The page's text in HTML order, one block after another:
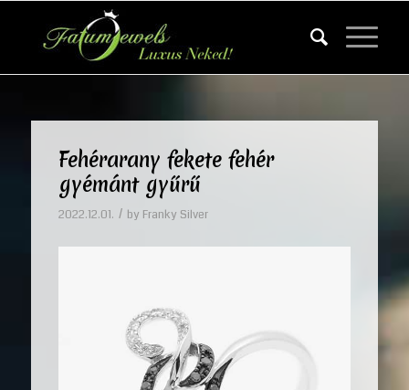
Fehérarany fekete fehér
gyémánt gyűrű
2022.12.01. / by Franky Silver